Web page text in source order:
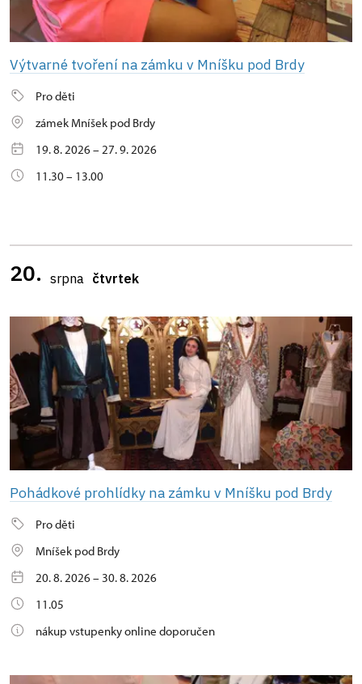
Výtvarné tvoření na zámku v Mníšku pod Brdy
Pro děti
zámek Mníšek pod Brdy
19. 8. 2026 – 27. 9. 2026
11.30 – 13.00
20. srpna čtvrtek
Pohádkové prohlídky na zámku v Mníšku pod Brdy
Pro děti
Mníšek pod Brdy
20. 8. 2026 – 30. 8. 2026
11.05
nákup vstupenky online doporučen